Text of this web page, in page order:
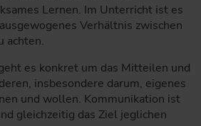
Lernen. Im Unterricht ist es
Verhältnis zwischen
achten.
es konkret um das Mitteilen und
insbesondere darum, eigenes
und wollen. Kommunikation ist
gleichzeitig das Ziel jeglichen